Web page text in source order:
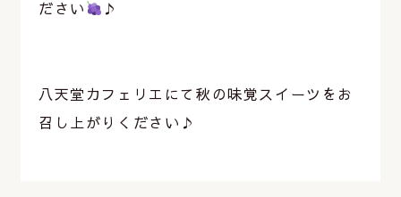
ださい
♪
八天堂カフェリエにて秋の味覚スイーツをお
召し上がりください♪